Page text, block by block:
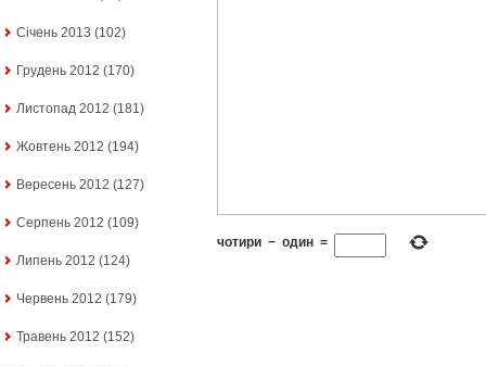
Січень 2013 (102)
Грудень 2012 (170)
Листопад 2012 (181)
Жовтень 2012 (194)
Вересень 2012 (127)
Серпень 2012 (109)
Липень 2012 (124)
Червень 2012 (179)
Травень 2012 (152)
чотири − один =